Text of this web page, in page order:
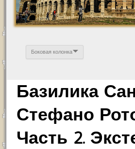
Боковая колонка
Базилика
Стефано
Часть 2.